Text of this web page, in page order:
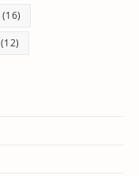
(16)
(12)